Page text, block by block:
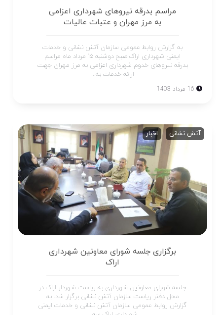
مراسم بدرقه نیروهای شهرداری اعزامی‌
به مرز مهران و عتبات عالیات
به گزارش روابط عمومی سازمان آتش نشانی و خدمات
ایمنی شهرداری اراک صبح دوشنبه ۱۵ مرداد ماه مراسم
بدرقه نیروهای خدوم شهرداری اعزامی به مرز مهران جهت
ارائه خدمات به...
16 مرداد 1403
آتش نشانی اخبار
برگزاری جلسه شورای معاونین شهرداری
اراک
جلسه شورای معاونین شهرداری به ریاست شهردار اراک در
محل دفتر ریاست سازمان آتش نشانی برگزار شد. به
گزارش روابط عمومی سازمان آتش نشانی و خدمات ایمنی